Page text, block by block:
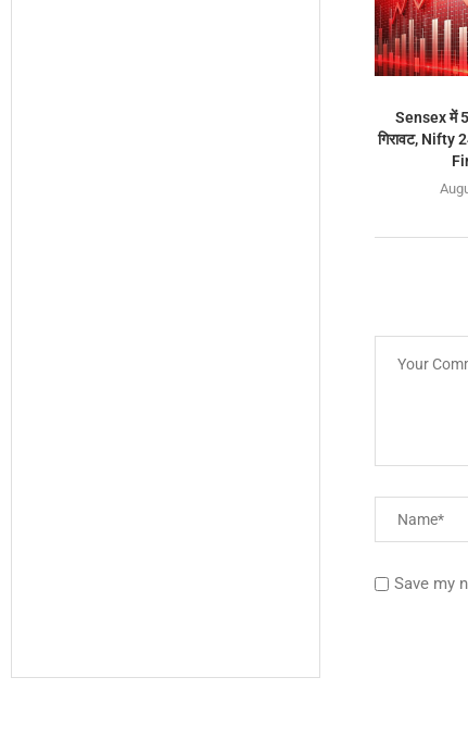
Sensex में
गिरावट, Nifty
Save my